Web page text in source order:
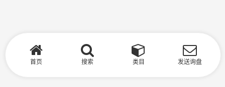
首页 搜索 类目 发送询盘